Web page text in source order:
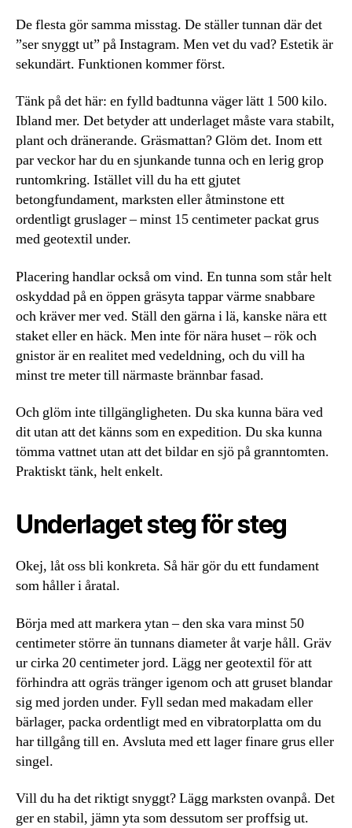
De flesta gör samma misstag. De ställer tunnan där det
”ser snyggt ut” på Instagram. Men vet du vad? Estetik är
sekundärt. Funktionen kommer först.
Tänk på det här: en fylld badtunna väger lätt 1 500 kilo.
Ibland mer. Det betyder att underlaget måste vara stabilt,
plant och dränerande. Gräsmattan? Glöm det. Inom ett
par veckor har du en sjunkande tunna och en lerig grop
runtomkring. Istället vill du ha ett gjutet
betongfundament, marksten eller åtminstone ett
ordentligt gruslager – minst 15 centimeter packat grus
med geotextil under.
Placering handlar också om vind. En tunna som står helt
oskyddad på en öppen gräsyta tappar värme snabbare
och kräver mer ved. Ställ den gärna i lä, kanske nära ett
staket eller en häck. Men inte för nära huset – rök och
gnistor är en realitet med vedeldning, och du vill ha
minst tre meter till närmaste brännbar fasad.
Och glöm inte tillgängligheten. Du ska kunna bära ved
dit utan att det känns som en expedition. Du ska kunna
tömma vattnet utan att det bildar en sjö på granntomten.
Praktiskt tänk, helt enkelt.
Underlaget steg för steg
Okej, låt oss bli konkreta. Så här gör du ett fundament
som håller i åratal.
Börja med att markera ytan – den ska vara minst 50
centimeter större än tunnans diameter åt varje håll. Gräv
ur cirka 20 centimeter jord. Lägg ner geotextil för att
förhindra att ogräs tränger igenom och att gruset blandar
sig med jorden under. Fyll sedan med makadam eller
bärlager, packa ordentligt med en vibratorplatta om du
har tillgång till en. Avsluta med ett lager finare grus eller
singel.
Vill du ha det riktigt snyggt? Lägg marksten ovanpå. Det
ger en stabil, jämn yta som dessutom ser proffsig ut.